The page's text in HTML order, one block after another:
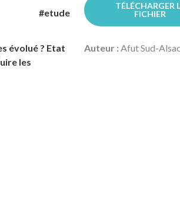
#etude
TÉLÉCHARGER
FICHIER
évolué ? Etat
les
Auteur : Afut Sud-